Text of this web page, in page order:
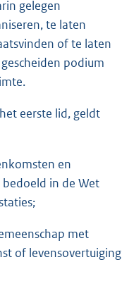
gelegen
te laten
of te laten
podium
eerste lid, geldt
en
in de Wet
met
of levensovertuiging